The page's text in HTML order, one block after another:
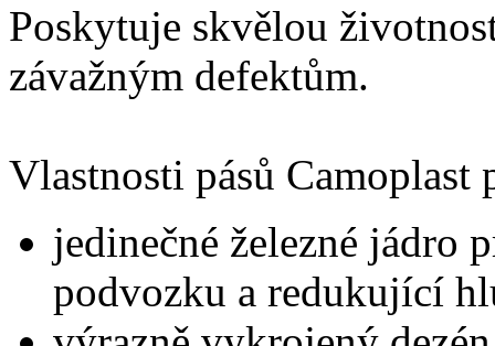
Poskytuje skvělou
závažným defektům.
Vlastnosti pásů Camoplast
jedinečné železné jádro
podvozku a redukující